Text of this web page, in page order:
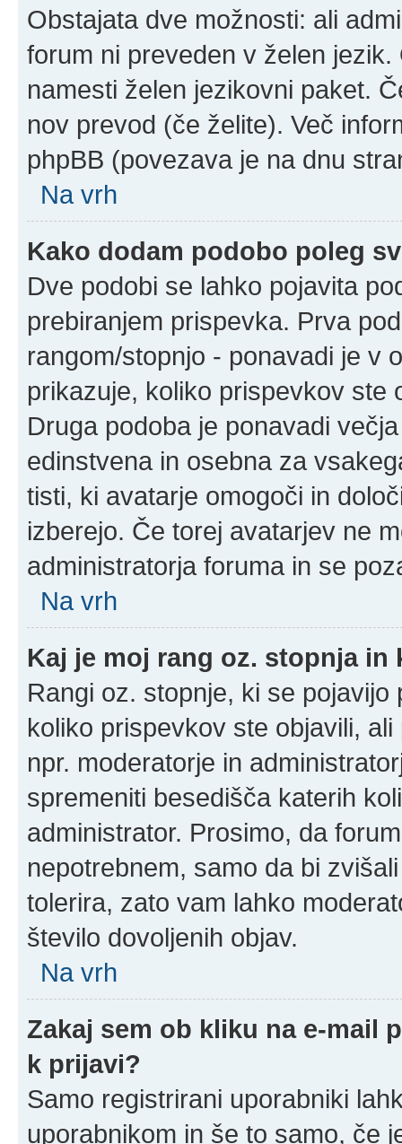
Obstajata dve možnosti: ali
forum ni preveden v želen
namesti želen jezikovni paket.
nov prevod (če želite). Več
phpBB (povezava je na dnu
Na vrh
Kako dodam podobo poleg
Dve podobi se lahko pojavita
prebiranjem prispevka. Prva
rangom/stopnjo - ponavadi je v
prikazuje, koliko prispevkov ste
Druga podoba je ponavadi
edinstvena in osebna za
tisti, ki avatarje omogoči in
izberejo. Če torej avatarjev ne
administratorja foruma in se
Na vrh
Kaj je moj rang oz. stopnja in
Rangi oz. stopnje, ki se
koliko prispevkov ste objavili,
npr. moderatorje in
spremeniti besedišča katerih
administrator. Prosimo, da
nepotrebnem, samo da bi
tolerira, zato vam lahko
število dovoljenih objav.
Na vrh
Zakaj sem ob kliku na e-mail
k prijavi?
Samo registrirani uporabniki
uporabnikom in še to samo, če